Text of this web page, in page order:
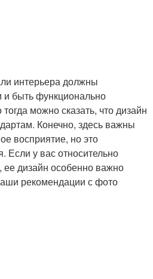
интерьера должны
и быть функционально
можно сказать, что дизайн
Конечно, здесь важны
восприятие, но это
у вас относительно
ее дизайн особенно важно
рекомендации с фото